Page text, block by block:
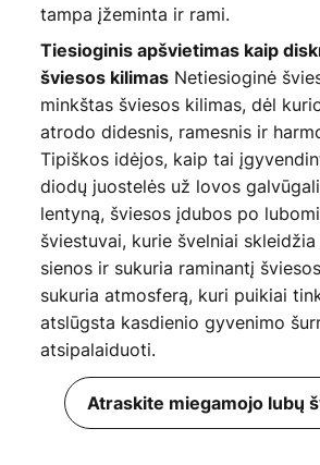
tampa įžeminta ir rami.
Tiesioginis apšvietimas kaip
šviesos kilimasNetiesioginė
minkštas šviesos kilimas, dėl
atrodo didesnis, ramesnis ir
Tipiškos idėjos, kaip tai
diodų juostelės už lovos
lentyną, šviesos įdubos po
šviestuvai, kurie švelniai
sienos ir sukuria raminantį
sukuria atmosferą, kuri puikiai
atslūgsta kasdienio gyvenimo
atsipalaiduoti.
Atraskite miegamojo lubų